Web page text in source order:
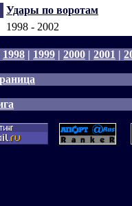
Удары по воротам
1998 - 2002
1998 | 1999 | 2000 | 2001 |